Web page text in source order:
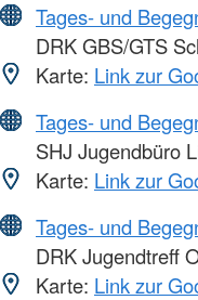
Tages- und
DRK GBS/GTS
Karte: Link zur
Tages- und
SHJ Jugendbüro
Karte: Link zur
Tages- und
DRK Jugendtreff
Karte: Link zur